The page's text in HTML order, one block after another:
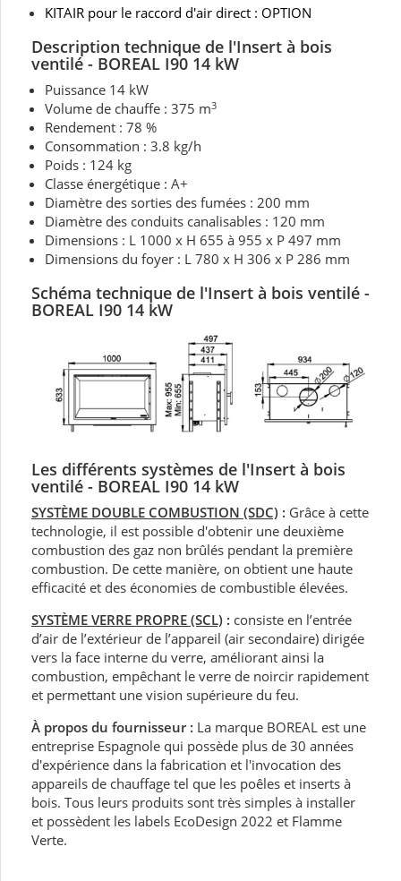
KITAIR pour le raccord d'air direct : OPTION
Description technique de l'Insert à bois
ventilé - BOREAL I90 14 kW
Puissance 14 kW
Volume de chauffe : 375 m3
Rendement : 78 %
Consommation : 3.8 kg/h
Poids : 124 kg
Classe énergétique : A+
Diamètre des sorties des fumées : 200 mm
Diamètre des conduits canalisables : 120 mm
Dimensions : L 1000 x H 655 à 955 x P 497 mm
Dimensions du foyer : L 780 x H 306 x P 286 mm
Schéma technique de l'Insert à bois ventilé -
BOREAL I90 14 kW
Les différents systèmes de l'Insert à bois
ventilé - BOREAL I90 14 kW
SYSTÈME DOUBLE COMBUSTION (SDC) : Grâce à cette
technologie, il est possible d'obtenir une deuxième
combustion des gaz non brûlés pendant la première
combustion. De cette manière, on obtient une haute
efficacité et des économies de combustible élevées.
SYSTÈME VERRE PROPRE (SCL) : consiste en l’entrée
d’air de l’extérieur de l’appareil (air secondaire) dirigée
vers la face interne du verre, améliorant ainsi la
combustion, empêchant le verre de noircir rapidement
et permettant une vision supérieure du feu.
À propos du fournisseur : La marque BOREAL est une
entreprise Espagnole qui possède plus de 30 années
d'expérience dans la fabrication et l'invocation des
appareils de chauffage tel que les poêles et inserts à
bois. Tous leurs produits sont très simples à installer
et possèdent les labels EcoDesign 2022 et Flamme
Verte.